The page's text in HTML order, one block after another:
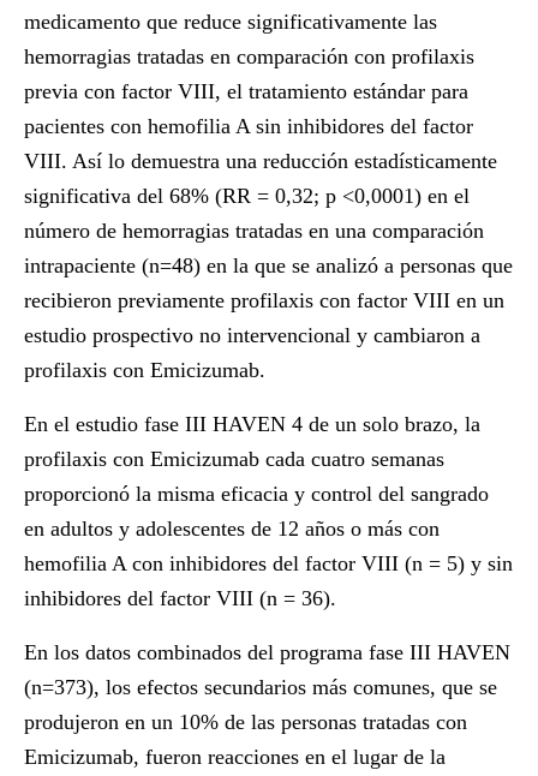
medicamento que reduce significativamente las
hemorragias tratadas en comparación con profilaxis
previa con factor VIII, el tratamiento estándar para
pacientes con hemofilia A sin inhibidores del factor
VIII. Así lo demuestra una reducción estadísticamente
significativa del 68% (RR = 0,32; p <0,0001) en el
número de hemorragias tratadas en una comparación
intrapaciente (n=48) en la que se analizó a personas que
recibieron previamente profilaxis con factor VIII en un
estudio prospectivo no intervencional y cambiaron a
profilaxis con Emicizumab.
En el estudio fase III HAVEN 4 de un solo brazo, la
profilaxis con Emicizumab cada cuatro semanas
proporcionó la misma eficacia y control del sangrado
en adultos y adolescentes de 12 años o más con
hemofilia A con inhibidores del factor VIII (n = 5) y sin
inhibidores del factor VIII (n = 36).
En los datos combinados del programa fase III HAVEN
(n=373), los efectos secundarios más comunes, que se
produjeron en un 10% de las personas tratadas con
Emicizumab, fueron reacciones en el lugar de la